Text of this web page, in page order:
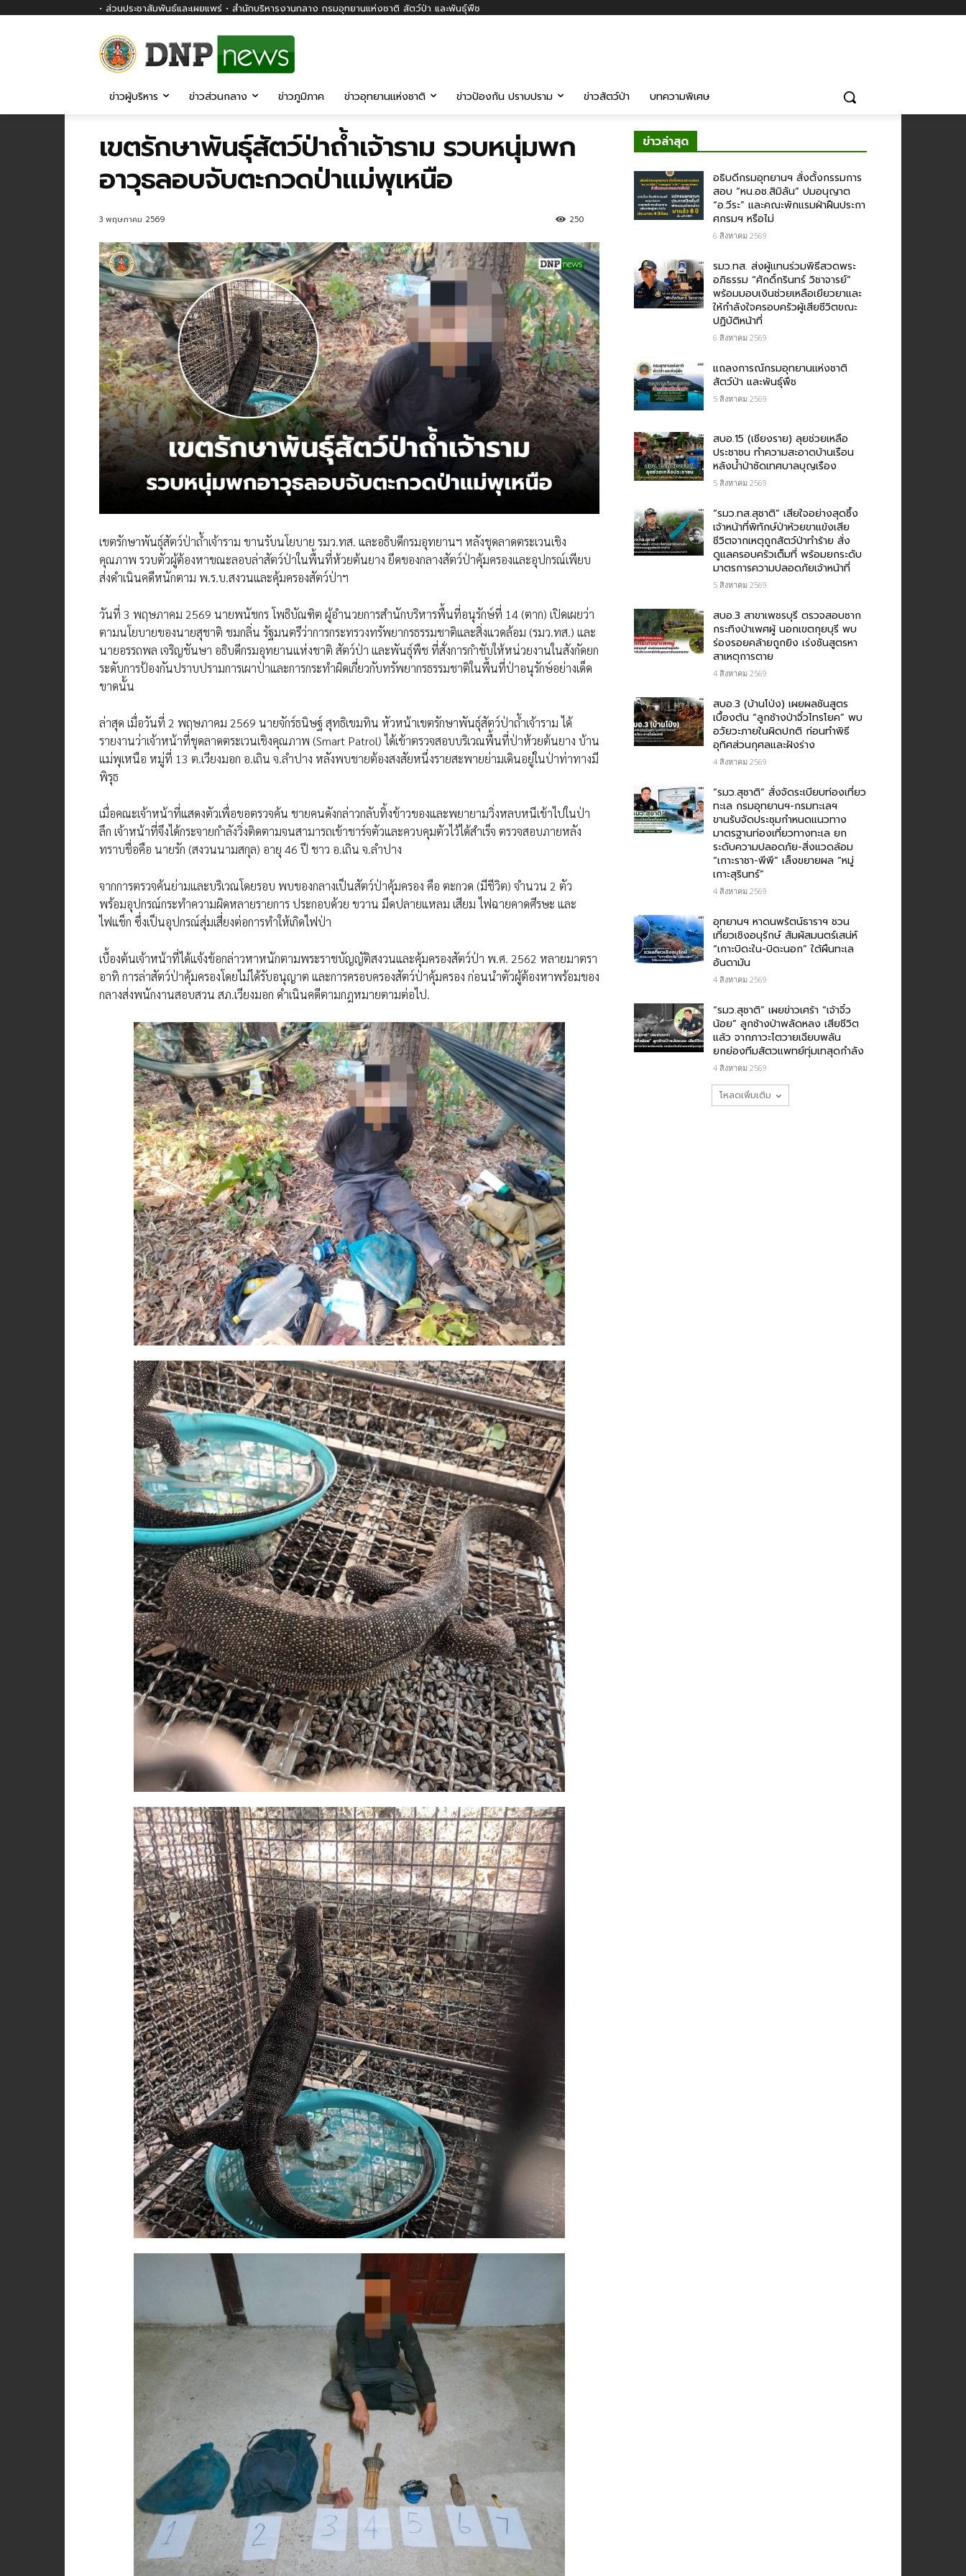
• ส่วนประชาสัมพันธ์และเผยแพร่ • สำนักบริหารงานกลาง กรมอุทยานแห่งชาติ สัตว์ป่า และพันธุ์พืช
ข่าวผู้บริหาร ข่าวส่วนกลาง ข่าวภูมิภาค ข่าวอุทยานแห่งชาติ ข่าวป้องกัน ปราบปราม ข่าวสัตว์ป่า บทความพิเศษ
เขตรักษาพันธุ์สัตว์ป่าถ้ำเจ้าราม รวบหนุ่มพก
อาวุธลอบจับตะกวดป่าแม่พุเหนือ
3 พฤษภาคม 2569 250
เขตรักษาพันธุ์สัตว์ป่าถ้ำเจ้าราม ขานรับนโยบาย รมว.ทส. และอธิบดีกรมอุทยานฯ หลังชุดลาดตระเวนเชิง
คุณภาพ รวบตัวผู้ต้องหาขณะลอบล่าสัตว์ป่าในพื้นที่ห้วยต้นยาง ยึดของกลางสัตว์ป่าคุ้มครองและอุปกรณ์เพียบ
ส่งดำเนินคดีหนักตาม พ.ร.บ.สงวนและคุ้มครองสัตว์ป่าฯ
วันที่ 3 พฤษภาคม 2569 นายพนัชกร โพธิบัณฑิต ผู้อำนวยการสำนักบริหารพื้นที่อนุรักษ์ที่ 14 (ตาก) เปิดเผยว่า
ตามนโยบายของนายสุชาติ ชมกลิ่น รัฐมนตรีว่าการกระทรวงทรัพยากรธรรมชาติและสิ่งแวดล้อม (รมว.ทส.) และ
นายอรรถพล เจริญชันษา อธิบดีกรมอุทยานแห่งชาติ สัตว์ป่า และพันธุ์พืช ที่สั่งการกำชับให้หน่วยงานในสังกัดยก
ระดับการป้องกันปราบปรามการเผาป่าและการกระทำผิดเกี่ยวกับทรัพยากรธรรมชาติในพื้นที่ป่าอนุรักษ์อย่างเด็ด
ขาดนั้น
ล่าสุด เมื่อวันที่ 2 พฤษภาคม 2569 นายจักร์ธนิษฐ์ สุทธิเขมทิน หัวหน้าเขตรักษาพันธุ์สัตว์ป่าถ้ำเจ้าราม ได้
รายงานว่าเจ้าหน้าที่ชุดลาดตระเวนเชิงคุณภาพ (Smart Patrol) ได้เข้าตรวจสอบบริเวณพื้นที่ป่าห้วยต้นยาง บ้าน
แม่พุเหนือ หมู่ที่ 13 ต.เวียงมอก อ.เถิน จ.ลำปาง หลังพบชายต้องสงสัยหนึ่งรายสะพายย่ามเดินอยู่ในป่าท่าทางมี
พิรุธ
เมื่อคณะเจ้าหน้าที่แสดงตัวเพื่อขอตรวจค้น ชายคนดังกล่าวกลับทิ้งข้าวของและพยายามวิ่งหลบหนีเข้าไปในป่า
ลึก เจ้าหน้าที่จึงได้กระจายกำลังวิ่งติดตามจนสามารถเข้าชาร์จตัวและควบคุมตัวไว้ได้สำเร็จ ตรวจสอบภายหลัง
ทราบชื่อคือ นายรัก (สงวนนามสกุล) อายุ 46 ปี ชาว อ.เถิน จ.ลำปาง
จากการตรวจค้นย่ามและบริเวณโดยรอบ พบของกลางเป็นสัตว์ป่าคุ้มครอง คือ ตะกวด (มีชีวิต) จำนวน 2 ตัว
พร้อมอุปกรณ์กระทำความผิดหลายรายการ ประกอบด้วย ขวาน มีดปลายแหลม เสียม ไฟฉายคาดศีรษะ และ
ไฟแช็ก ซึ่งเป็นอุปกรณ์สุ่มเสี่ยงต่อการทำให้เกิดไฟป่า
เบื้องต้นเจ้าหน้าที่ได้แจ้งข้อกล่าวหาหนักตามพระราชบัญญัติสงวนและคุ้มครองสัตว์ป่า พ.ศ. 2562 หลายมาตรา
อาทิ การล่าสัตว์ป่าคุ้มครองโดยไม่ได้รับอนุญาต และการครอบครองสัตว์ป่าคุ้มครอง ก่อนนำตัวผู้ต้องหาพร้อมของ
กลางส่งพนักงานสอบสวน สภ.เวียงมอก ดำเนินคดีตามกฎหมายตามต่อไป.
ข่าวล่าสุด
อธิบดีกรมอุทยานฯ​ สั่งตั้งกรรมการ
สอบ “หน.อช.สิมิลัน” ปมอนุญาต
“อ.วีระ” และคณะพักแรมฝ่าฝืนประกา
ศกรมฯ หรือไม่
6 สิงหาคม 2569
รมว.ทส. ส่งผู้แทนร่วมพิธีสวดพระ
อภิธรรม “ศักดิ์กรินทร์ วิชาจารย์”
พร้อมมอบเงินช่วยเหลือเยียวยาและ
ให้กำลังใจครอบครัวผู้เสียชีวิตขณะ
ปฏิบัติหน้าที่
6 สิงหาคม 2569
แถลงการณ์กรมอุทยานแห่งชาติ
สัตว์ป่า และพันธุ์พืช
5 สิงหาคม 2569
สบอ.15 (เชียงราย) ลุยช่วยเหลือ
ประชาชน ทำความสะอาดบ้านเรือน
หลังน้ำป่าซัดเทศบาลบุญเรือง
5 สิงหาคม 2569
“รมว.ทส.สุชาติ” เสียใจอย่างสุดซึ้ง
เจ้าหน้าที่พิทักษ์ป่าห้วยขาแข้งเสีย
ชีวิตจากเหตุถูกสัตว์ป่าทำร้าย สั่ง
ดูแลครอบครัวเต็มที่ พร้อมยกระดับ
มาตรการความปลอดภัยเจ้าหน้าที่
5 สิงหาคม 2569
สบอ.3 สาขาเพชรบุรี ตรวจสอบซาก
กระทิงป่าเพศผู้ นอกเขตกุยบุรี พบ
ร่องรอยคล้ายถูกยิง เร่งชันสูตรหา
สาเหตุการตาย
4 สิงหาคม 2569
สบอ.3 (บ้านโป่ง) เผยผลชันสูตร
เบื้องต้น “ลูกช้างป่าจิ๋วไทรโยค” พบ
อวัยวะภายในผิดปกติ ก่อนทำพิธี
อุทิศส่วนกุศลและฝังร่าง
4 สิงหาคม 2569
“รมว.สุชาติ” สั่งจัดระเบียบท่องเที่ยว
ทะเล กรมอุทยานฯ-กรมทะเลฯ
ขานรับจัดประชุมกำหนดแนวทาง
มาตรฐานท่องเที่ยวทางทะเล ยก
ระดับความปลอดภัย-สิ่งแวดล้อม
“เกาะราชา-พีพี” เล็งขยายผล “หมู่
เกาะสุรินทร์”
4 สิงหาคม 2569
อุทยานฯ หาดนพรัตน์ธาราฯ ชวน
เที่ยวเชิงอนุรักษ์ สัมผัสมนตร์เสน่ห์
“เกาะบิดะใน-บิดะนอก” ใต้ผืนทะเล
อันดามัน
4 สิงหาคม 2569
“รมว.สุชาติ” เผยข่าวเศร้า “เจ้าจิ๋ว
น้อย” ลูกช้างป่าพลัดหลง เสียชีวิต
แล้ว จากภาวะไตวายเฉียบพลัน
ยกย่องทีมสัตวแพทย์ทุ่มเทสุดกำลัง
4 สิงหาคม 2569
โหลดเพิ่มเติม